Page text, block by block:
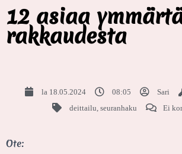
12 asiaa
rakkaudesta
la 18.05.2024 08:05 Sari
deittailu seuranhaku Ei
Ote: